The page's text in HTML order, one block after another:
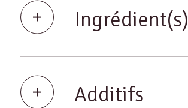
Ingrédient(s)
Additifs